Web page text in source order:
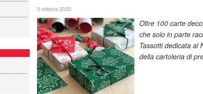
5 ottobre 2022
Oltre 100 carte
che solo in parte
Tassotti dedicata al
della cartoleria di